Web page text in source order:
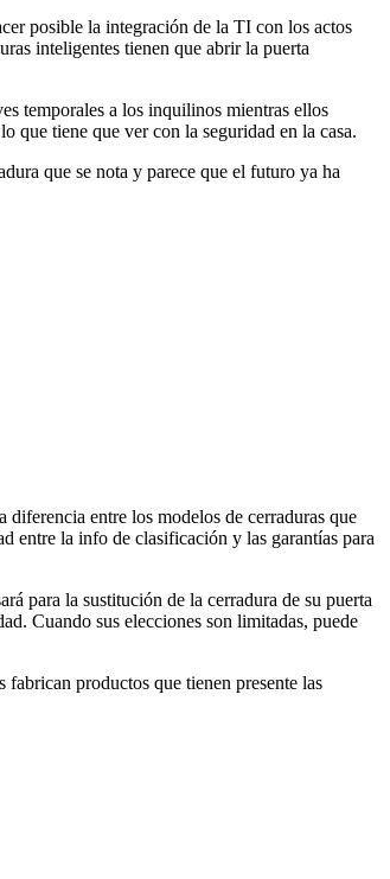
posible la integración de la TI con los actos
inteligentes tienen que abrir la puerta
temporales a los inquilinos mientras ellos
que tiene que ver con la seguridad en la casa.
que se nota y parece que el futuro ya ha
entre los modelos de cerraduras que
entre la info de clasificación y las garantías para
para la sustitución de la cerradura de su puerta
Cuando sus elecciones son limitadas, puede
productos que tienen presente las